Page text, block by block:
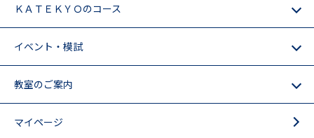
ＫＡＴＥＫＹＯのコース
イベント・模試
教室のご案内
マイページ